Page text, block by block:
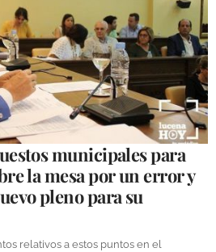
municipales para
la mesa por un error y
pleno para su
relativos a estos puntos en el